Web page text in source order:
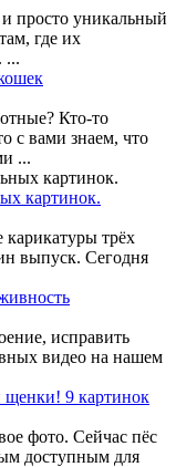
просто уникальный
где их
...
Кто-то
с вами знаем, что
...
картинок.
трёх
выпуск. Сегодня
исправить
видео на нашем
щенки! 9 картинок
фото. Сейчас пёс
доступным для